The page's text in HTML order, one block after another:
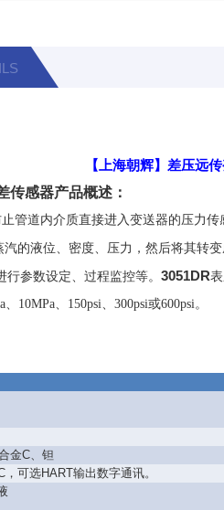
【上海朝辉】差压远
传感器产品概述：
管道内介质直接进入变送器的压力
的液位、密度、压力，然后将其转
行参数设定、过程监控等。3051DR表
、 10MPa、 150psi、300psi或600psi。
金C、钽
可选HART输出数字通讯。